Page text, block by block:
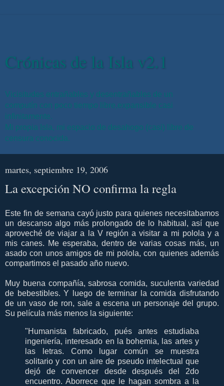
Crónicas de la Isla v2.1
Vicisitudes entrañables y desentrañables de un
computín con poco tiempo libre,expansible casi
infinitamente.
Mi propia Isla, mi espacio de desahogo (casi) libre de
censura conocida.
martes, septiembre 19, 2006
La excepción NO confirma la regla
Este fin de semana cayó justo para quienes necesitabamos
un descanso algo más prolongado de lo habitual, así que
aproveché de viajar a la V región a visitar a mi polola y a
mis canes. Me esperaba, dentro de varias cosas más, un
asado con unos amigos de mi polola, con quienes además
compartimos el pasado año nuevo.
Muy buena compañía, sabrosa comida, suculenta variedad
de bebestibles. Y luego de terminar la comida disfrutando
de un vaso de ron, sale a escena un personaje del grupo.
Su película más menos la siguiente:
"Humanista fabricado, pués antes estudiaba
ingeniería, interesado en la bohemia, las artes y
las letras. Como lugar común se muestra
solitario y con un aire de pseudo intelectual que
dejó de convencer desde después del 2do
encuentro. Aborrece que le hagan sombra a la